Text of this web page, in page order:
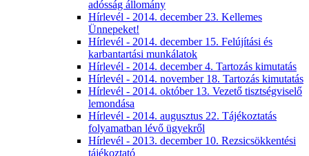
adósság állomány
Hírlevél - 2014. december 23. Kellemes
Ünnepeket!
Hírlevél - 2014. december 15. Felújítási és
karbantartási munkálatok
Hírlevél - 2014. december 4. Tartozás kimutatás
Hírlevél - 2014. november 18. Tartozás kimutatás
Hírlevél - 2014. október 13. Vezető tisztségviselő
lemondása
Hírlevél - 2014. augusztus 22. Tájékoztatás
folyamatban lévő ügyekről
Hírlevél - 2013. december 10. Rezsicsökkentési
tájékoztató